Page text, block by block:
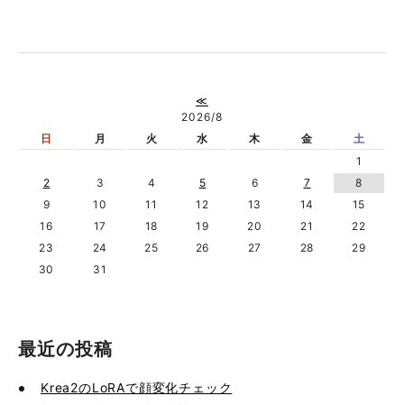
≪
2026/8
日
月 火 水 木 金
土
1
2
3 4 5 6 7
8
9
10 11 12 13 14
15
16
17 18 19 20 21
22
23
24 25 26 27 28
29
30
31
最近の投稿
Krea2のLoRAで顔変化チェック